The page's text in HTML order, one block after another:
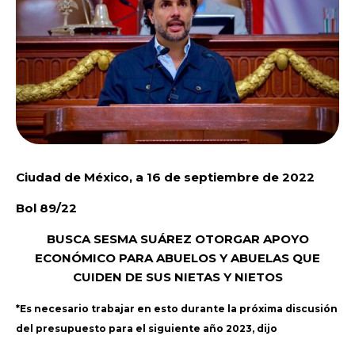
Ciudad de México, a 16 de septiembre de 2022
Bol 89/22
BUSCA SESMA SUÁREZ OTORGAR APOYO
ECONÓMICO PARA ABUELOS Y ABUELAS QUE
CUIDEN DE SUS NIETAS Y NIETOS
*Es necesario trabajar en esto durante la próxima discusión
del presupuesto para el siguiente año 2023, dijo